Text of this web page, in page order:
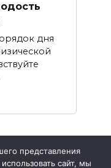
дня
представления
сайт, мы